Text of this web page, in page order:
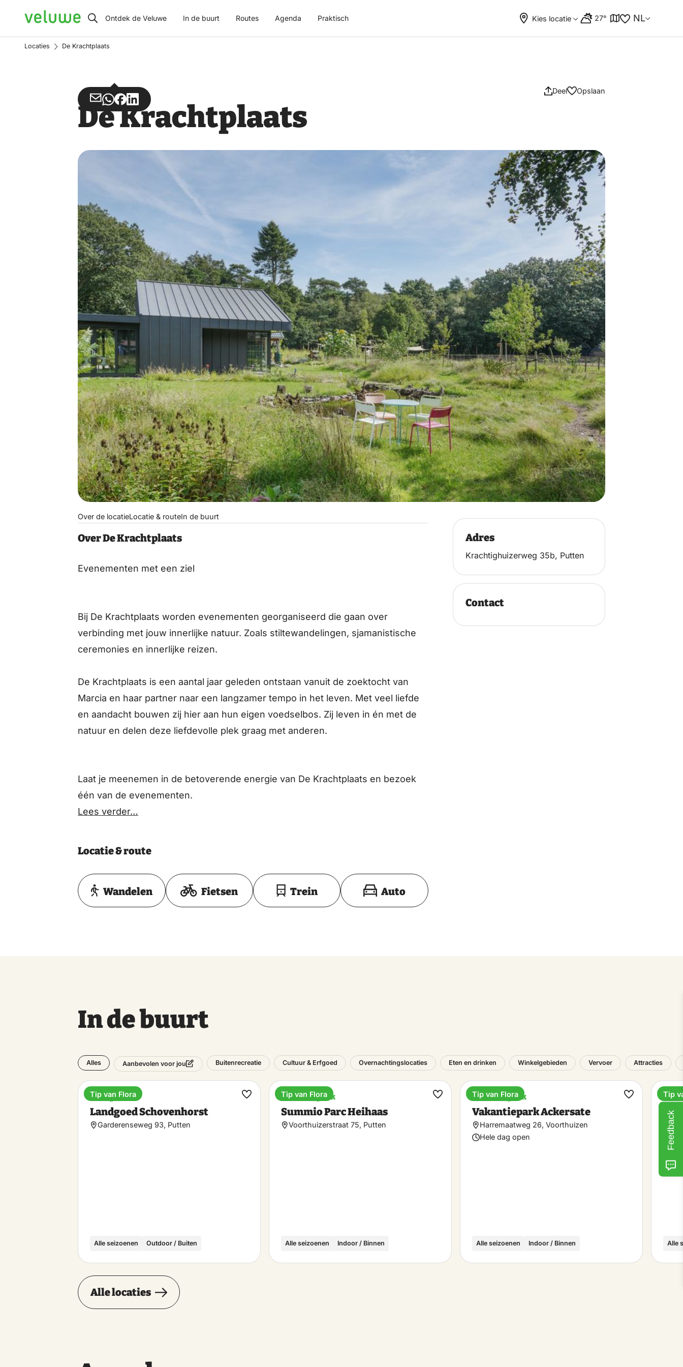
Veluwe Ontdek de Veluwe In de buurt Routes Agenda Praktisch Kies locatie 27° NL
Locaties De Krachtplaats
Deel
Deel
via
Deel
via
DeelDeel
op
Opslaan
De Krachtplaats
Over de locatieLocatie & routeIn de buurt
Over De Krachtplaats
Evenementen met een ziel
Bij De Krachtplaats worden evenementen georganiseerd die gaan over
verbinding met jouw innerlijke natuur. Zoals stiltewandelingen, sjamanistische
ceremonies en innerlijke reizen.
De Krachtplaats is een aantal jaar geleden ontstaan vanuit de zoektocht van
Marcia en haar partner naar een langzamer tempo in het leven. Met veel liefde
en aandacht bouwen zij hier aan hun eigen voedselbos. Zij leven in én met de
natuur en delen deze liefdevolle plek graag met anderen.
Laat je meenemen in de betoverende energie van De Krachtplaats en bezoek
één van de evenementen.
Lees verder…
Locatie & route
Toon op kaart
Wandelen Fietsen Trein Auto
Adres
Krachtighuizerweg 35b, Putten
Contact
In de buurt
Alles Aanbevolen voor jou Buitenrecreatie Cultuur & Erfgoed Overnachtingslocaties Eten en drinken Winkelgebieden Vervoer Attracties
Landgoed
Landgoed Schovenhorst
Garderenseweg 93, Putten
Alle seizoenen Outdoor / Buiten
Tip van Flora
Maak
Vakantiepark
Summio Parc Heihaas
Voorthuizerstraat 75, Putten
Alle seizoenen Indoor / Binnen
Tip van Flora
Maak
Vakantiepark
Vakantiepark Ackersate
Harremaatweg 26, Voorthuizen
Hele dag open
Alle seizoenen Indoor / Binnen
Tip van Flora
Maak
Alle
Tip
Alle locaties
Feedback